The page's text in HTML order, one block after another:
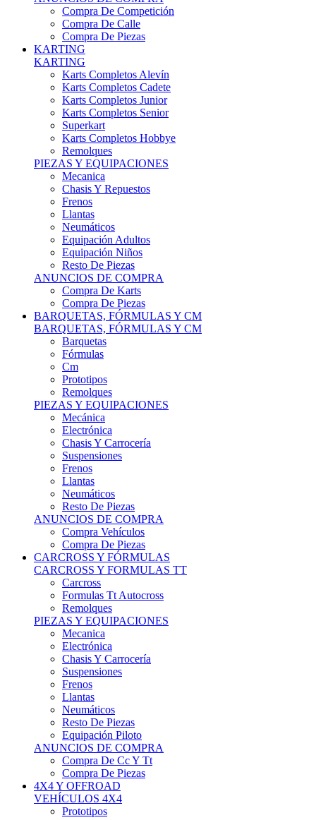
Frenos
Llantas
Neumáticos
Equipación Adultos
Equipación Niños
Resto De Piezas
ANUNCIOS DE COMPRA
Compra De Karts
Compra De Piezas
BARQUETAS, FÓRMULAS Y CM
BARQUETAS, FÓRMULAS Y CM
Barquetas
Fórmulas
Cm
Prototipos
Remolques
PIEZAS Y EQUIPACIONES
Mecánica
Electrónica
Chasis Y Carrocería
Suspensiones
Frenos
Llantas
Neumáticos
Resto De Piezas
ANUNCIOS DE COMPRA
Compra Vehículos
Compra De Piezas
CARCROSS Y FÓRMULAS
CARCROSS Y FORMULAS TT
Carcross
Formulas Tt Autocross
Remolques
PIEZAS Y EQUIPACIONES
Mecanica
Electrónica
Chasis Y Carrocería
Suspensiones
Frenos
Llantas
Neumáticos
Resto De Piezas
Equipación Piloto
ANUNCIOS DE COMPRA
Compra De Cc Y Tt
Compra De Piezas
4X4 Y OFFROAD
VEHÍCULOS 4X4
Prototipos
Venta De Side By Side
Quads Y Buggys
4x4 De Calle
PIEZAS PARA 4X4
Mecánica
Carrocería
Suspensiones
Llantas
Neumáticos
ANUNCIOS DE COMPRA
Compra De 4x4
Compra De Piezas
MOTOS
MOTOS
Motos De Circuito